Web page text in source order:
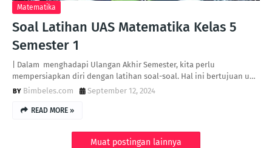
Matematika
Soal Latihan UAS Matematika Kelas 5
Semester 1
| Dalam menghadapi Ulangan Akhir Semester, kita perlu
mempersiapkan diri dengan latihan soal-soal. Hal ini bertujuan u…
Bimbeles.com
September 12, 2024
READ MORE »
Muat postingan lainnya